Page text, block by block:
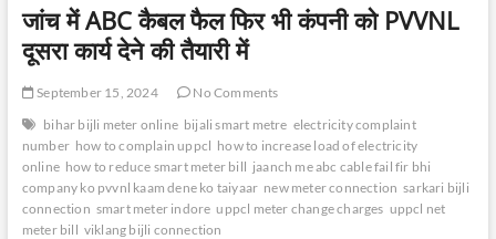
u
t
जांच में ABC कैबल फैल फिर भी कंपनी को PVVNL
दूसरा कार्य देने की तैयारी में
September 15, 2024
No Comments
bihar bijli meter online bijali smart metre electricity complaint
number how to complain uppcl how to increase load of electricity
online how to reduce smart meter bill jaanch me abc cable fail fir bhi
company ko pvvnl kaam dene ko taiyaar new meter connection sarkari bijli
connection smart meter indore uppcl meter change charges uppcl net
meter bill viklang bijli connection